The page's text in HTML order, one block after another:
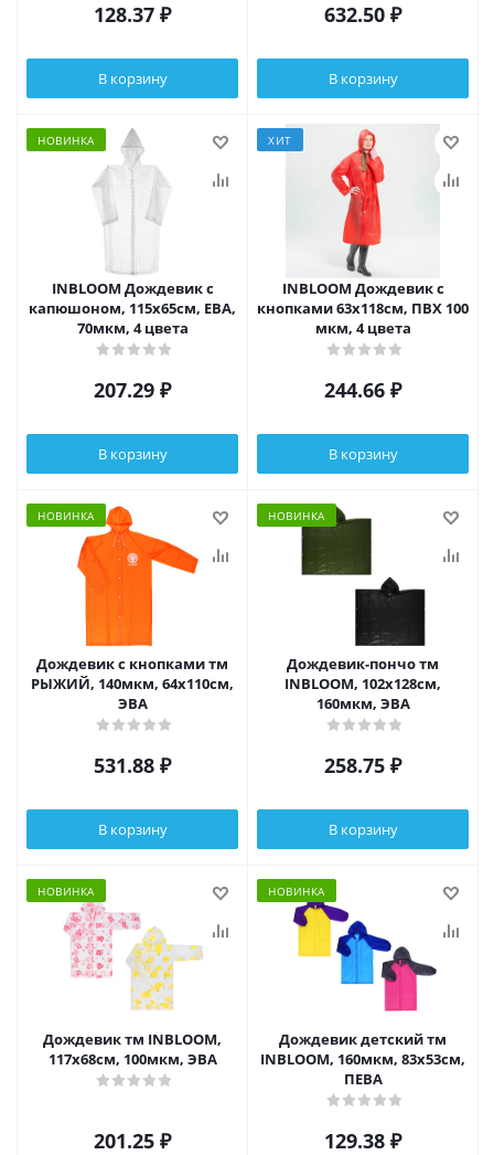
128.37 ₽
В корзину
632.50 ₽
В корзину
НОВИНКА
INBLOOM Дождевик с
капюшоном, 115x65см, ЕВА,
70мкм, 4 цвета
207.29 ₽
В корзину
ХИТ
INBLOOM Дождевик с
кнопками 63х118см, ПВХ 100
мкм, 4 цвета
244.66 ₽
В корзину
НОВИНКА
Дождевик с кнопками тм
РЫЖИЙ, 140мкм, 64х110см,
ЭВА
531.88 ₽
В корзину
НОВИНКА
Дождевик-пончо тм
INBLOOM, 102х128см,
160мкм, ЭВА
258.75 ₽
В корзину
НОВИНКА
Дождевик тм INBLOOM,
117х68см, 100мкм, ЭВА
201.25 ₽
НОВИНКА
Дождевик детский тм
INBLOOM, 160мкм, 83x53см,
ПЕВА
129.38 ₽